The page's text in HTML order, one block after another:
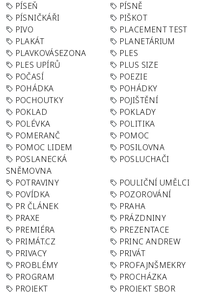
PÍSEŇ
PÍSNĚ
PÍSNIČKÁŘI
PIŠKOT
PIVO
PLACEMENT TEST
PLAKÁT
PLANETÁRIUM
PLAVKOVÁSEZONA
PLES
PLES UPÍRŮ
PLUS SIZE
POČASÍ
POEZIE
POHÁDKA
POHÁDKY
POCHOUTKY
POJIŠTĚNÍ
POKLAD
POKLADY
POLÉVKA
POLITIKA
POMERANČ
POMOC
POMOC LIDEM
POSILOVNA
POSLANECKÁ
SNĚMOVNA
POSLUCHAČI
POTRAVINY
POULIČNÍ UMĚLCI
POVÍDKA
POZOROVÁNÍ
PR ČLÁNEK
PRAHA
PRAXE
PRÁZDNINY
PREMIÉRA
PREZENTACE
PRIMÁT.CZ
PRINC ANDREW
PRIVACY
PRIVÁT
PROBLÉMY
PROFAJNŠMEKRY
PROGRAM
PROCHÁZKA
PROJEKT
PROJEKT SBOR